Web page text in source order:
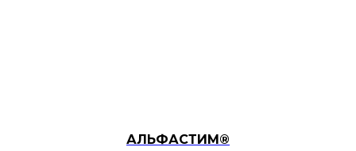
АЛЬФАСТИМ®